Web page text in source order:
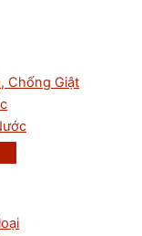
Chống Giật